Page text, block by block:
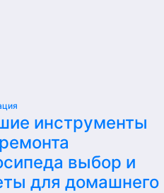
инструменты
выбор и
для домашнего